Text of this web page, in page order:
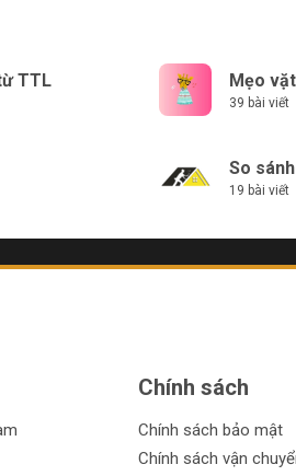
TTL Mẹo
39 bài viết
So
19 bài viết
Chính sách
Chính sách bảo mật
Chính sách vận